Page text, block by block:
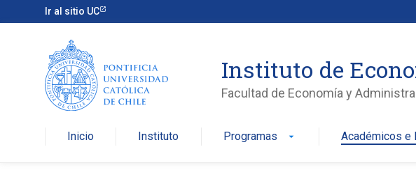
Ir al sitio UC
Instituto de
Facultad de Economía y
Inicio Instituto Programas arrow_drop_down Académicos e